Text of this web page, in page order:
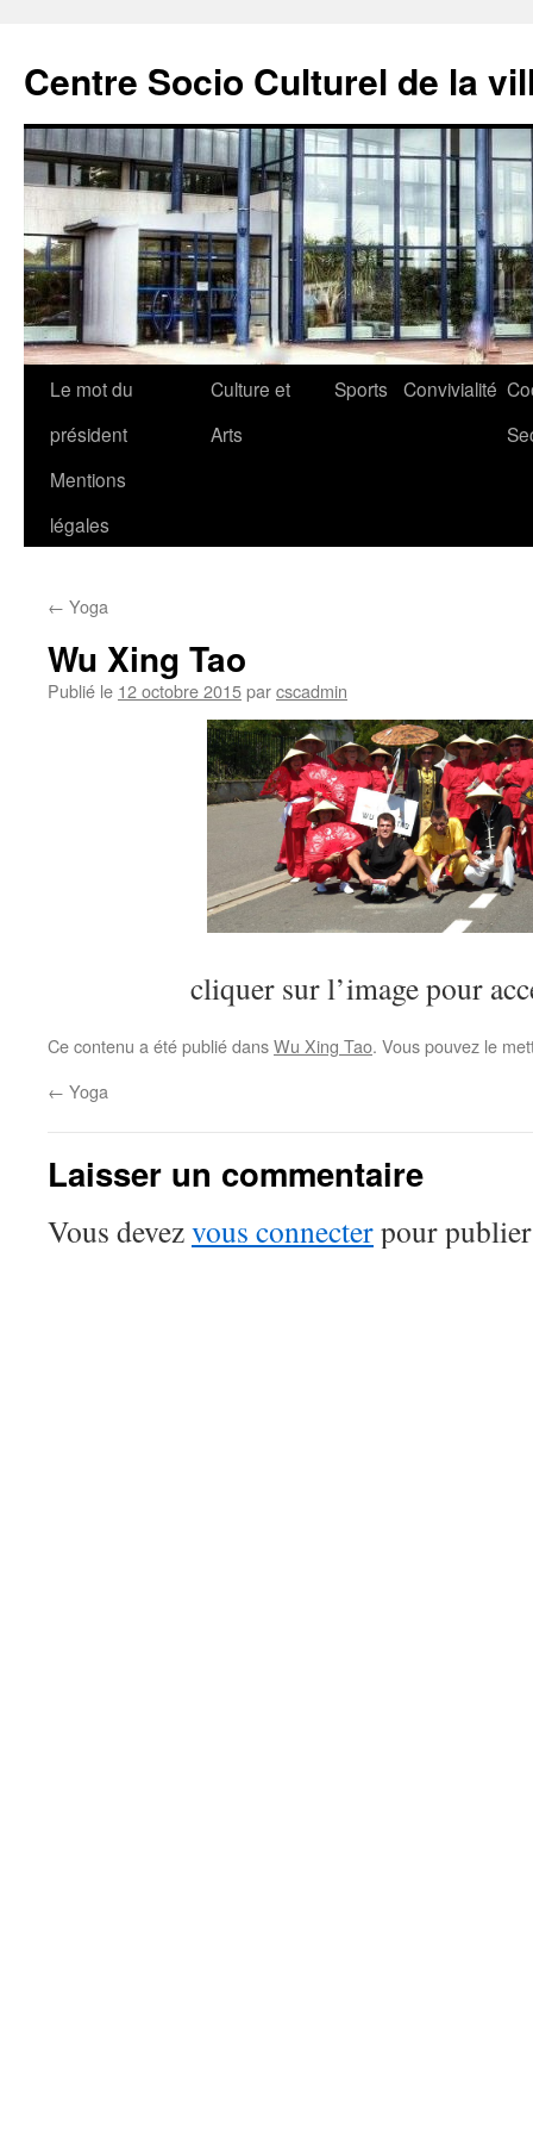
contenu
Centre Socio Culturel de la
Le mot du
président
Culture et
Arts
Sports Convivialité
Mentions
légales
← Yoga
Wu Xing Tao
Publié le 12 octobre 2015parcscadmin
cliquer sur l’image pour
Ce contenu a été publié dansWu Xing Tao. Vous pouvez le
← Yoga
Laisser un commentaire
Vous devezvous connecterpour